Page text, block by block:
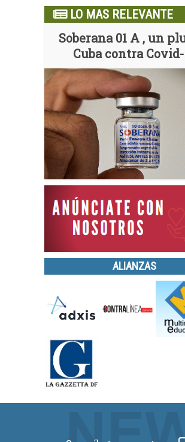
LO MAS RELEVANTE
Soberana 01 A , un
Cuba contra Covid-
ALIANZAS